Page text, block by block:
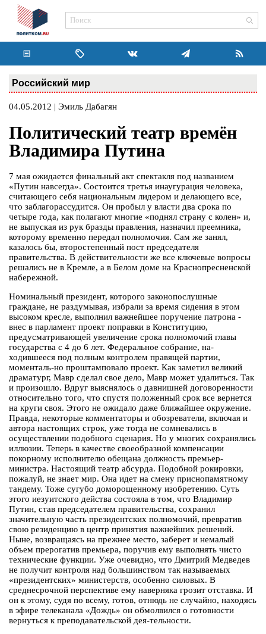
Российский мир
04.05.2012 | Эмиль Дабагян
Политический театр времён
Владимира Путина
7 мая ожидается финальный акт спектакля под названием
«Путин навсегда». Состоится третья инаугурация человека,
считающего себя национальным лидером и делающего все,
что заблагорассудится. Он пробыл у власти два срока по
четыре года, как полагают многие «поднял страну с колен» и,
не выпуская из рук бразды правления, назначил преемника,
которому временно передал полномочия. Сам же занял,
казалось бы, второстепенный пост председателя
правительства. В действительности же все ключевые вопросы
решались не в Кремле, а в Белом доме на Краснопресненской
набережной.
Номинальный президент, которого законопослушные
граждане, не раздумывая, избрали за время сидения в этом
высоком кресле, выполнил важнейшее поручение патрона -
внес в парламент проект поправки в Конституцию,
предусматривающей увеличение срока полномочий главы
государства с 4 до 6 лет. Федеральное собрание, на-
ходившееся под полным контролем правящей партии,
моменталь-но проштамповало проект. Как заметил великий
драматург, Мавр сделал свое дело, Мавр может удалиться. Так
и произошло. Вдруг выяснялось о давнишней договоренности
относительно того, что спустя положенный срок все вернется
на круги своя. Этого не ожидало даже ближайшее окружение.
Правда, некоторые комментаторы и обозреватели, включая и
автора настоящих строк, уже тогда не сомневались в
осуществлении подобного сценария. Но у многих сохранялись
иллюзии. Теперь в качестве своеобразной компенсации
покорному исполнителю обещана должность премьер-
министра. Настоящий театр абсурда. Подобной рокировки,
пожалуй, не знает мир. Она идет на смену приснопамятному
тандему. Тоже сугубо доморощенному изобретению. Суть
этого иезуитского действа состояла в том, что Владимир
Путин, став председателем правительства, сохранил
значительную часть президентских полномочий, превратив
свою резиденцию в центр принятия важнейших решений.
Ныне, возвращаясь на прежнее место, заберет и немалый
объем прерогатив премьера, поручив ему выполнять чисто
технические функции. Уже очевидно, что Дмитрий Медведев
не получит контроля над большинством так называемых
«президентских» министерств, особенно силовых. В
среднесрочной перспективе ему наверняка грозит отставка. И
он к этому, судя по всему, готов, отнюдь не случайно, находясь
в эфире телеканала «Дождь» он обмолвился о готовности
вернуться к преподавательской дея-тельности.